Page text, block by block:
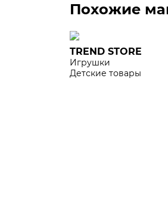
Похожие
TREND STORE
Игрушки
Детские товары